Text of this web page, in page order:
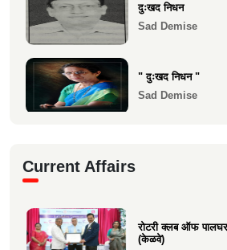
दुःखद निधन
Sad Demise
" दुःखद निधन "
Sad Demise
Sad Demise
Current Affairs
रोटरी क्लब ऑफ
(केळवे)